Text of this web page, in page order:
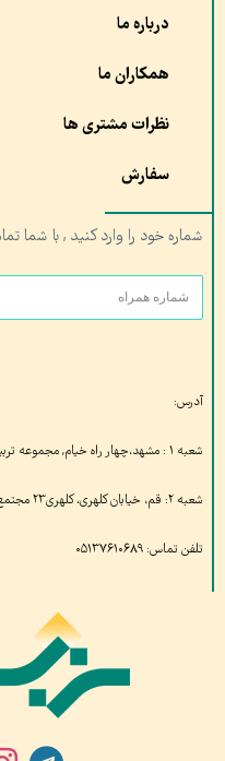
درباره ما
همکاران ما
نظرات مشتری ها
سفارش
شماره خود را وارد کنید , با شما
آدرس:
شعبه ۱ : مشهد،چهار راه خیام, مجموعه تربیت بدنی آستان قدس
شعبه ۲: قم، خیابان کلهری، کلهری۲۳ مجتمع شهید کلهری، شتاب دهنده صدران
تلفن تماس: ۰۵۱۳۷۶۱۰۶۸۹